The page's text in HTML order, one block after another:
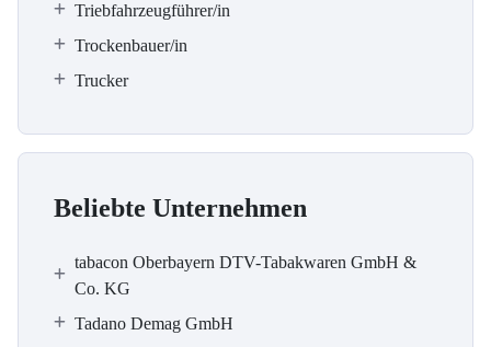
Triebfahrzeugführer/in
Trockenbauer/in
Trucker
Beliebte Unternehmen
tabacon Oberbayern DTV-Tabakwaren GmbH &
Co. KG
Tadano Demag GmbH